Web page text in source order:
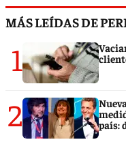
MÁS LEÍDAS DE
1
2
país: